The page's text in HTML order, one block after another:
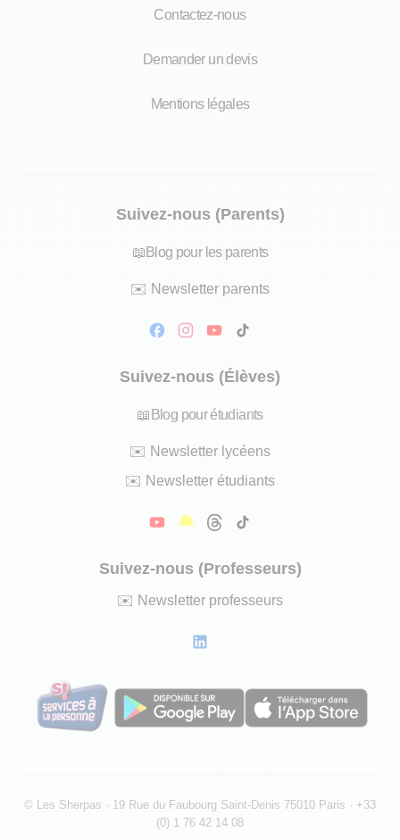
Contactez-nous
Demander un devis
Mentions légales
Suivez-nous (Parents)
📖 Blog pour les parents
✉️ Newsletter parents
Suivez-nous (Élèves)
📖 Blog pour étudiants
✉️ Newsletter lycéens
✉️ Newsletter étudiants
Suivez-nous (Professeurs)
✉️ Newsletter professeurs
© Les Sherpas · 19 Rue du Faubourg Saint-Denis 75010 Paris · +33
(0) 1 76 42 14 08